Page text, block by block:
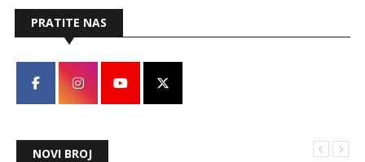
PRATITE NAS
NOVI BROJ